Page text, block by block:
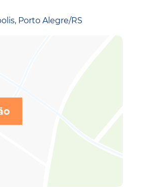
Porto Alegre/RS